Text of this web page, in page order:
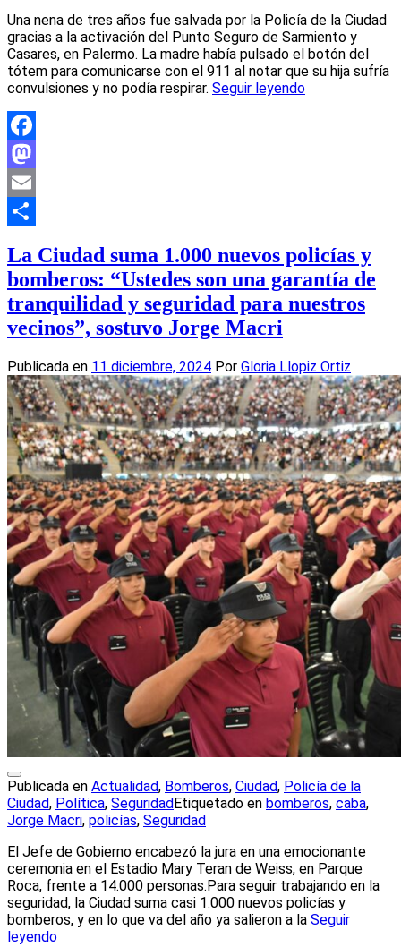
Una nena de tres años fue salvada por la Policía de la Ciudad
gracias a la activación del Punto Seguro de Sarmiento y
Casares, en Palermo. La madre había pulsado el botón del
tótem para comunicarse con el 911 al notar que su hija sufría
convulsiones y no podía respirar. Seguir leyendo
Facebook
Mastodon
Email
La Ciudad suma 1.000 nuevos policías y
bomberos: “Ustedes son una garantía de
tranquilidad y seguridad para nuestros
vecinos”, sostuvo Jorge Macri
Publicada en 11 diciembre, 2024 Por Gloria Llopiz Ortiz
Publicada en Actualidad, Bomberos, Ciudad, Policía de la
Ciudad, Política, SeguridadEtiquetado en bomberos, caba,
Jorge Macri, policías, Seguridad
El Jefe de Gobierno encabezó la jura en una emocionante
ceremonia en el Estadio Mary Teran de Weiss, en Parque
Roca, frente a 14.000 personas.Para seguir trabajando en la
seguridad, la Ciudad suma casi 1.000 nuevos policías y
bomberos, y en lo que va del año ya salieron a la Seguir
leyendo